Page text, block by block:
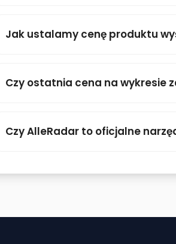
Jak ustalamy cenę produktu
Czy ostatnia cena na wykresie
Czy AlleRadar to oficjalne